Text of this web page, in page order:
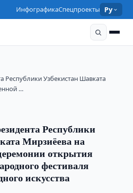
ИнфографикаСпецпроекты Ру
Республики Узбекистан Шавката
…
Республики
Мирзиёева на
открытия
фестиваля
искусства